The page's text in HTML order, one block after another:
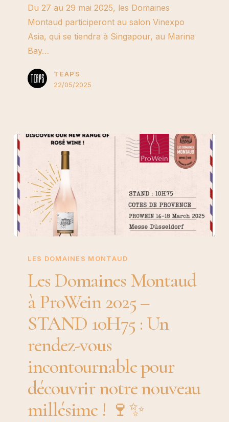
Cap
Singapour
Du 27 au 29 mai 2025, les Domaines
Montaud participeront au salon Vinexpo
Asia, qui se tiendra à Singapour, au Marina
Bay…
TEAPS
22/05/2025
Domaines
Montaud
ProWein
2025
STAND
vous
LES DOMAINES MONTAUD
Les Domaines Montaud
à ProWein 2025 –
STAND 10H75 : Un
rendez-vous
incontournable pour
découvrir notre nouveau
millésime ! 🍷✨